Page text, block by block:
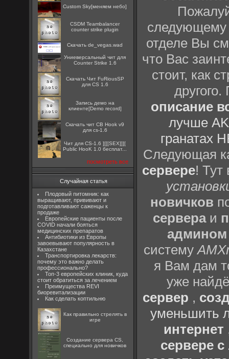
Custom Sky[меняем небо]
CSDM Teambalancer
counter strike plugin
Скачать de_vegas.wad
Униеверсальный чит для
Counter Strike 1.6
Скачать Чит FuRiousSP
для CS 1.6
Запись демо на
клиенте[Demo record]
Скачать чит CB Hook v9
для cs-1.6
Чит для CS-1.6 ][[[SEX]]][
Public HooK 1.0 бесплат...
посмотреть все
Случайная статья
Плодовый питомник: как
выращивают, прививают и
подготавливают саженцы к
продаже
Европейские пациенты после
COVID начали бояться
медицинских препаратов
Антибиотики из Европы
завоевывают популярность в
Казахстане
Транспортировка лекарств:
почему это важно делать
профессионально?
Топ-3 европейских клиник, куда
стоит обратиться за лечением
Преимущества REVI
биоревитализации
Как сделать коптильню
Как правильно стрелять в
игре
Создание сервера CS,
специально для новичков
отделе Вы
что Вас
стоит, как
описание
лучше
гранатах
Следующая
сервере! Тут
новичков
сервераи
админом
систему
я Вам дам
уже
сервер ,
уменьшить
интернет
сервере